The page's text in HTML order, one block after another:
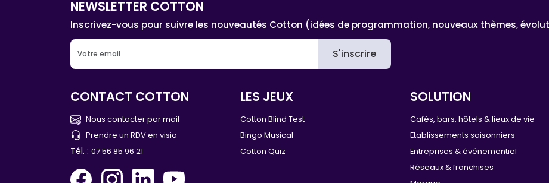
NEWSLETTER COTTON
Inscrivez-vous pour suivre les nouveautés Cotton (idées de programmation, nouveaux thèmes,
S'inscrire
CONTACT COTTON
Nous contacter par mail
Prendre un RDV en visio
Tél. : 07 56 85 96 21
LES JEUX
Cotton Blind Test
Bingo Musical
Cotton Quiz
SOLUTION
Cafés, bars, hôtels & lieux de vie
Etablissements saisonniers
Entreprises & événementiel
Réseaux & franchises